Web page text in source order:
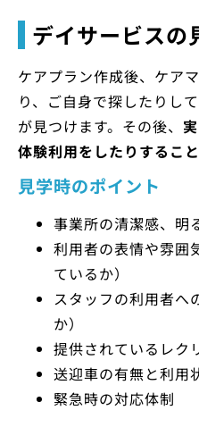
デイサービスの
ケアプラン作成後、ケア
り、ご自身で探したりし
が見つけます。その後、
体験利用をしたりするこ
見学時のポイント
事業所の清潔感、明
利用者の表情や雰囲
ているか）
スタッフの利用者へ
か）
提供されているレク
送迎車の有無と利用
緊急時の対応体制